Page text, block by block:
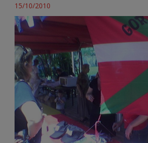
15/10/2010